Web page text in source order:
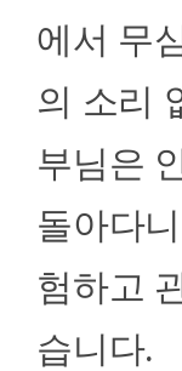
에서 무
의 소리
부님은
돌아다
험하고
습니다.